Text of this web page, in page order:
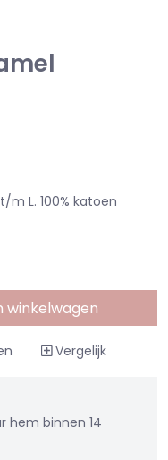
L. 100% katoen
winkelwagen
Vergelijk
hem binnen 14